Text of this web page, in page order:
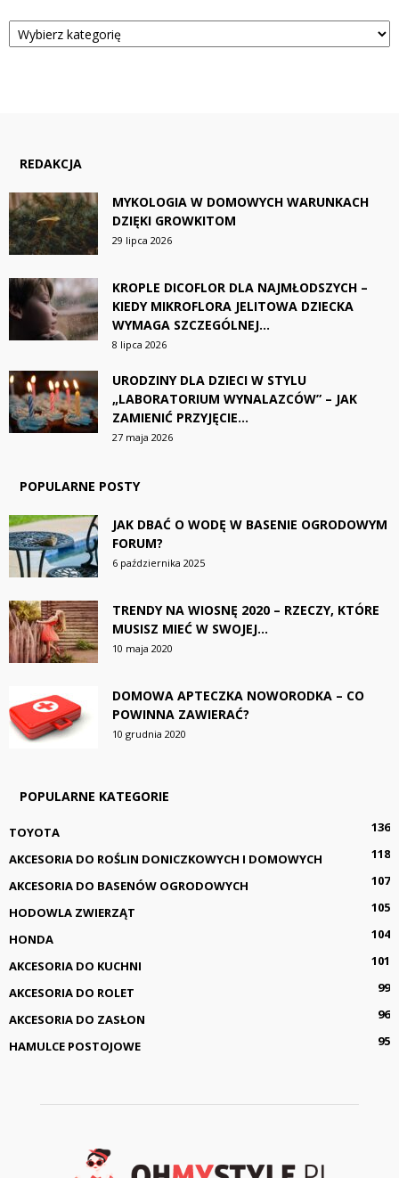
Kategorie
REDAKCJA
MYKOLOGIA W DOMOWYCH WARUNKACH
DZIĘKI GROWKITOM
29 lipca 2026
KROPLE DICOFLOR DLA NAJMŁODSZYCH –
KIEDY MIKROFLORA JELITOWA DZIECKA
WYMAGA SZCZEGÓLNEJ...
8 lipca 2026
URODZINY DLA DZIECI W STYLU
„LABORATORIUM WYNALAZCÓW” – JAK
ZAMIENIĆ PRZYJĘCIE...
27 maja 2026
POPULARNE POSTY
JAK DBAĆ O WODĘ W BASENIE OGRODOWYM
FORUM?
6 października 2025
TRENDY NA WIOSNĘ 2020 – RZECZY, KTÓRE
MUSISZ MIEĆ W SWOJEJ...
10 maja 2020
DOMOWA APTECZKA NOWORODKA – CO
POWINNA ZAWIERAĆ?
10 grudnia 2020
POPULARNE KATEGORIE
TOYOTA
136
AKCESORIA DO ROŚLIN DONICZKOWYCH I DOMOWYCH
118
AKCESORIA DO BASENÓW OGRODOWYCH
107
HODOWLA ZWIERZĄT
105
HONDA
104
AKCESORIA DO KUCHNI
101
AKCESORIA DO ROLET
99
AKCESORIA DO ZASŁON
96
HAMULCE POSTOJOWE
95